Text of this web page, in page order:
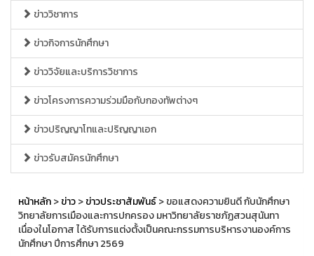
ข่าววิชาการ
ข่าวกิจการนักศึกษา
ข่าววิจัยและบริการวิชาการ
ข่าวโครงการความร่วมมือกับกองทัพต่างๆ
ข่าวปริญญาโทและปริญญาเอก
ข่าวรับสมัครนักศึกษา
หน้าหลัก>ข่าว>ข่าวประชาสัมพันธ์> ขอแสดงความยินดี กับนักศึกษา
วิทยาลัยการเมืองและการปกครอง มหาวิทยาลัยราชภัฏสวนสุนันทา
เนื่องในโอกาส ได้รับการแต่งตั้งเป็นคณะกรรมการบริหารงานองค์การ
นักศึกษา ปีการศึกษา 2569